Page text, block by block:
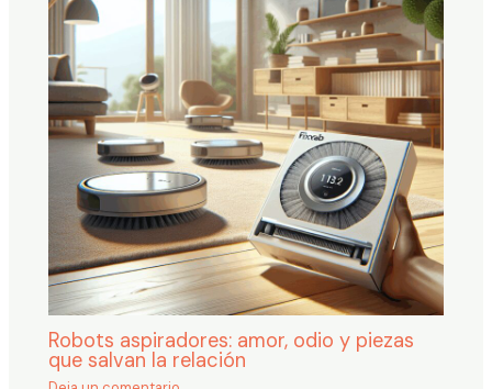
Robots aspiradores: amor, odio y piezas
que salvan la relación